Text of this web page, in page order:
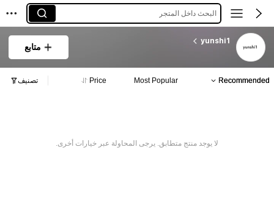
البحث داخل المتجر
yunshi1
متابع
Recommended
Most Popular
Price تصنيف
لا يوجد منتج متطابق. يرجى المحاولة عبر خيارات أخرى.